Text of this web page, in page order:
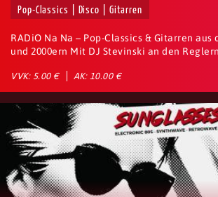
Pop-Classics | Disco | Gitarren
RADiO Na Na – Pop-Classics & Gitarren aus
und 2000ern Mit DJ Stevinski an den
VVK: 5.00 € AK: 10.00 €